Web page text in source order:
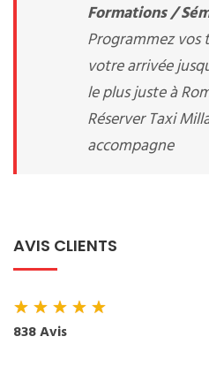
Formations /
Programmez vos
votre arrivée
le plus juste à
Réserver Taxi
accompagne
AVIS CLIENTS
★★★★★
838 Avis